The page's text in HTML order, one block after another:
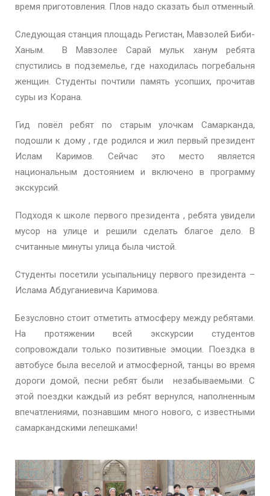
время приготовления. Плов надо сказать был отменный.
Следующая станция площадь Регистан, Мавзолей Биби-
Ханым. В Мавзолее Сарай мульк ханум ребята
спустились в подземелье, где находилась погребальня
женщин. Студенты почтили память усопших, прочитав
суры из Корана.
Гид повёл ребят по старым улочкам Самарканда,
подошли к дому , где родился и жил первый президент
Ислам Каримов. Сейчас это место является
национальным достоянием и включено в программу
экскурсий.
Подходя к школе первого президента , ребята увидели
мусор на улице и решили сделать благое дело. В
считанные минуты улица была чистой.
Студенты посетили усыпальницу первого президента –
Ислама Абдуганиевича Каримова.
Безусловно стоит отметить атмосферу между ребятами.
На протяжении всей экскурсии студентов
сопровождали только позитивные эмоции. Поездка в
автобусе была веселой и атмосферной, танцы во время
дороги домой, песни ребят были незабываемыми. С
этой поездки каждый из ребят вернулся, наполненным
впечатлениями, познавшим много нового, с известными
самаркандскими лепешками!